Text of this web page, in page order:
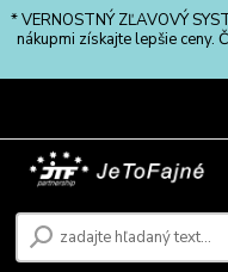
* VERNOSTNÝ ZĽAVOVÝ
nákupmi získajte lepšie ceny.